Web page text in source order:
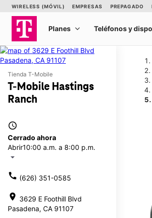
Tienda T-Mobile
T-Mobile Hastings
Ranch
access_time
Cerrado ahora
Abrir10:00 a.m. a 8:00 p.m.
arrow_drop_down
call (626) 351-0585
location_on 3629 E Foothill Blvd
Pasadena, CA 91107